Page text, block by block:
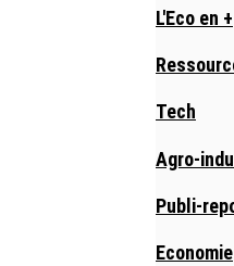
L'Eco en +
Tech
Agro-
Publi-
Economie